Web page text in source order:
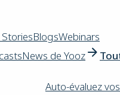
BlogsWebinars
News de Yooz
Auto-évaluez vos